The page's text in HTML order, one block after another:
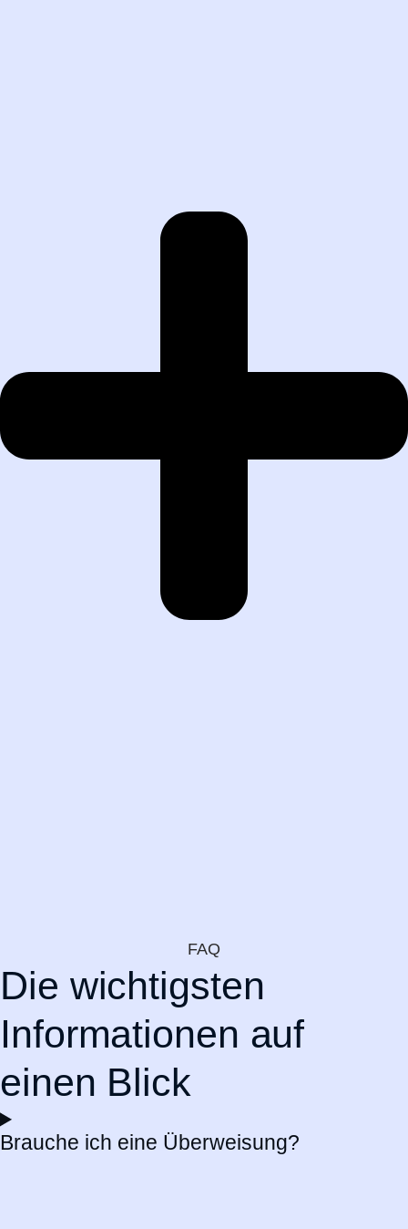
FAQ
Die wichtigsten
Informationen auf
einen Blick
Brauche ich eine Überweisung?